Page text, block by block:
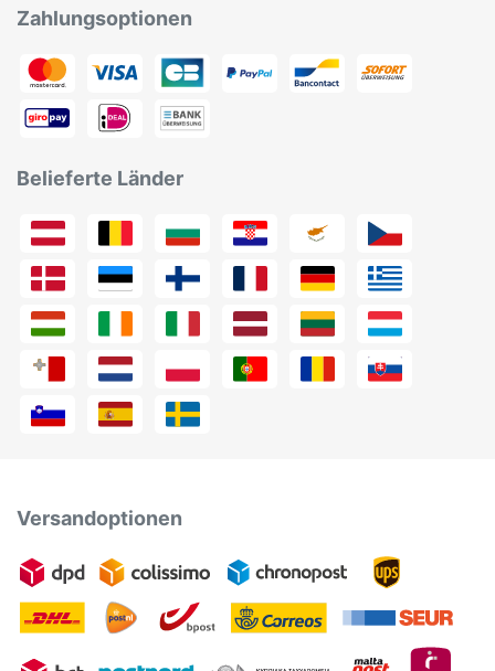
Zahlungsoptionen
Belieferte Länder
Versandoptionen